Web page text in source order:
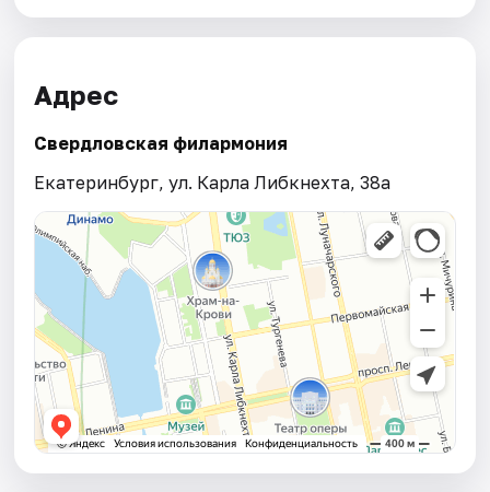
Адрес
Свердловская филармония
Екатеринбург, ул. Карла Либкнехта, 38а